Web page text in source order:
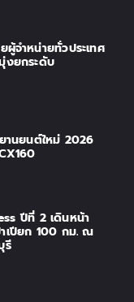
จำหน่ายทั่วประเทศ
งยกระดับ
านยนต์ใหม่ 2026
ปีที่ 2 เดินหน้า
เปียก 100 กม. ณ
รี